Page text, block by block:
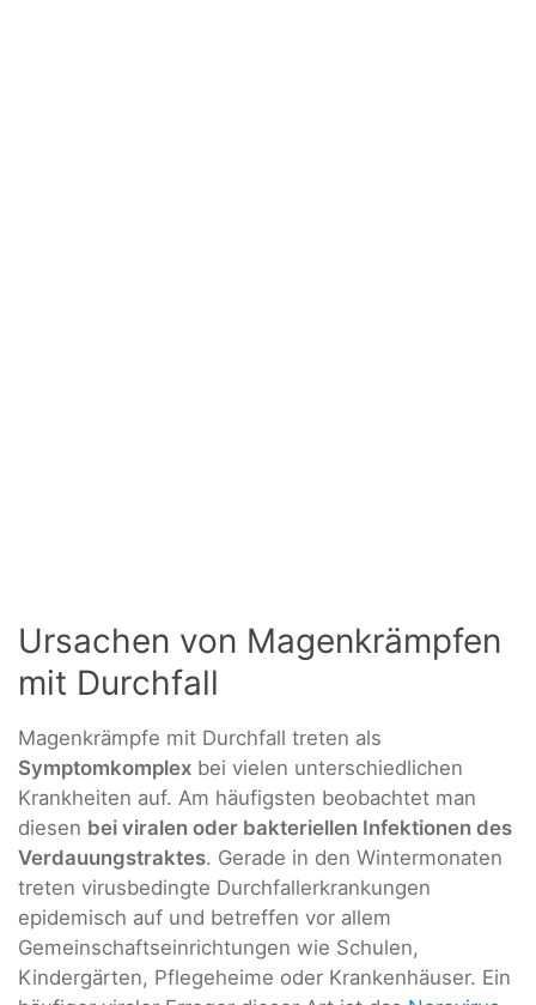
Ursachen von Magenkrämpfen
mit Durchfall
Magenkrämpfe mit Durchfall treten als
Symptomkomplex bei vielen unterschiedlichen
Krankheiten auf. Am häufigsten beobachtet man
diesen bei viralen oder bakteriellen Infektionen des
Verdauungstraktes. Gerade in den Wintermonaten
treten virusbedingte Durchfallerkrankungen
epidemisch auf und betreffen vor allem
Gemeinschaftseinrichtungen wie Schulen,
Kindergärten, Pflegeheime oder Krankenhäuser. Ein